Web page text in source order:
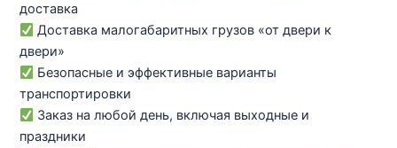
доставка
Доставка малогабаритных грузов «от двери к
двери»
Безопасные и эффективные варианты
транспортировки
Заказ на любой день, включая выходные и
праздники